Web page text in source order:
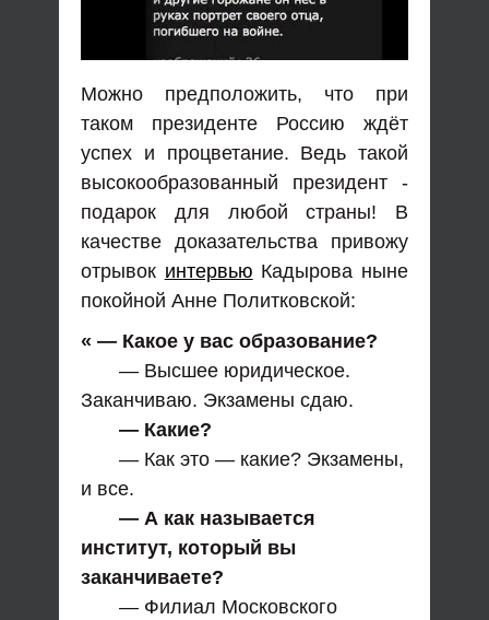
Можно предположить, что при
таком президенте Россию ждёт
успех и процветание. Ведь такой
высокообразованный президент -
подарок для любой страны! В
качестве доказательства привожу
отрывок интервью Кадырова ныне
покойной Анне Политковской:
« — Какое у вас образование?
— Высшее юридическое.
Заканчиваю. Экзамены сдаю.
— Какие?
— Как это — какие? Экзамены,
и все.
— А как называется
институт, который вы
заканчиваете?
— Филиал Московского